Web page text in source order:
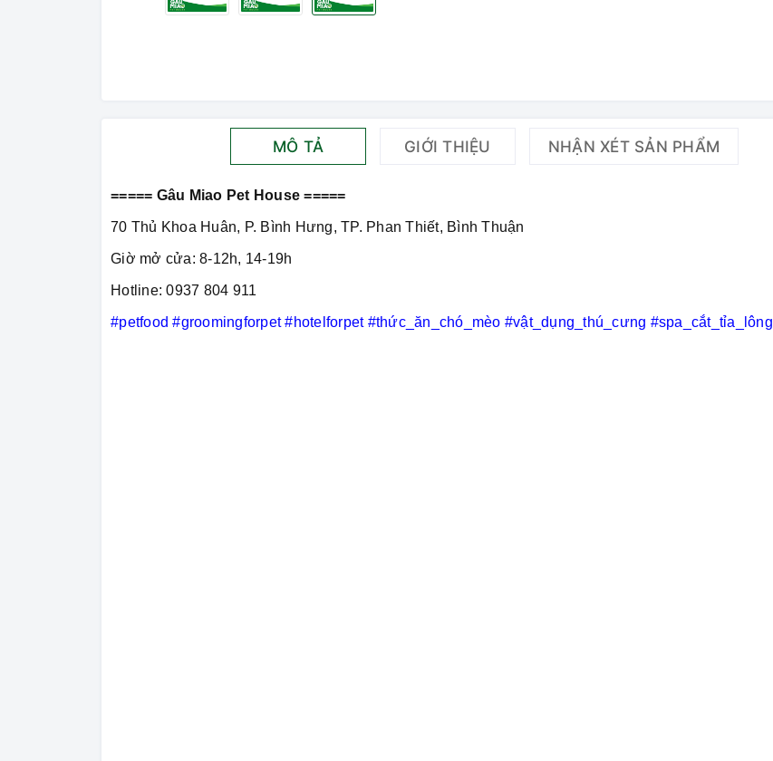
MÔ TẢ GIỚI THIỆU NHẬN XÉT SẢN PHẨM
===== Gâu Miao Pet House =====
70 Thủ Khoa Huân, P. Bình Hưng, TP. Phan Thiết, Bình Thuận
Giờ mở cửa: 8-12h, 14-19h
Hotline: 0937 804 911
#petfood #groomingforpet #hotelforpet #thức_ăn_chó_mèo #vật_dụng_thú_cưng #spa_cắt_tỉa_lông